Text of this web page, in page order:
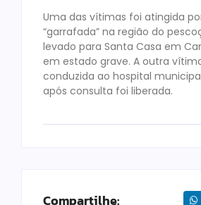
Uma das vítimas foi atingida
“garrafada” na região do
levado para Santa Casa em
em estado grave. A outra
conduzida ao hospital
após consulta foi liberada.
Compartilhe: